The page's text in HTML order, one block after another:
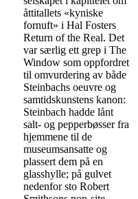
åttitallets «kyniske
fornuft» i Hal Fosters
Return of the Real. Det
var særlig ett grep i The
Window som oppfordret
til omvurdering av både
Steinbachs oeuvre og
samtidskunstens kanon:
Steinbach hadde lånt
salt- og pepperbøsser fra
hjemmene til de
museumsansatte og
plassert dem på en
glasshylle; på gulvet
nedenfor sto Robert